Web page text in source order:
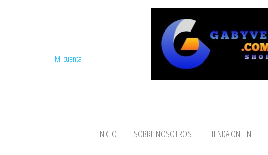
Mi cuenta
INICIO SOBRE NOSOTROS TIENDA ON LINE